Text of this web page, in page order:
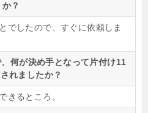
か？
でしたので、すぐに依頼しま
何が決め手となって片付け11
れましたか？
きるところ。